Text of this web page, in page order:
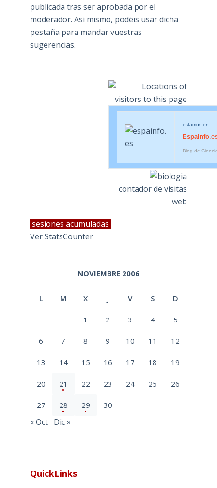
publicada tras ser aprobada por el
moderador. Así mismo, podéis usar dicha
pestaña para mandar vuestras
sugerencias.
estamos en
EspaInfo
Blog de
contador de visitas
web
sesiones acumuladas
Ver StatsCounter
NOVIEMBRE 2006
L M X J V S D
1 2 3 4 5
6 7 8 9 10 11 12
13 14 15 16 17 18 19
20 21 22 23 24 25 26
27 28 29 30
« Oct Dic »
QuickLinks